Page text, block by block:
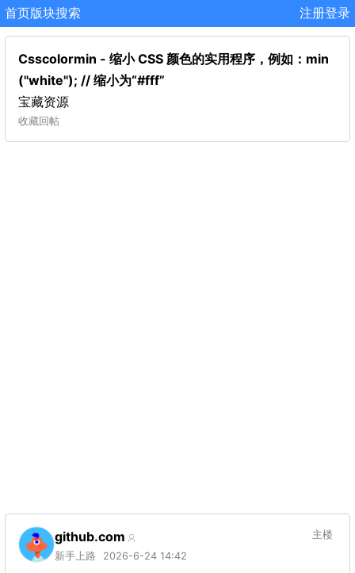
首页版块搜索 注册登录
Csscolormin - 缩小 CSS 颜色的实用程序，例如：min
("white"); // 缩小为“#fff”
宝藏资源
收藏回帖
github.com
新手上路 2026-6-24 14:42
主楼